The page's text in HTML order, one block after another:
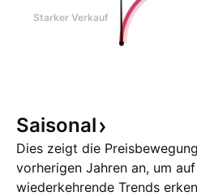
Starker Verkauf
Saisonal
Dies zeigt die
vorherigen Jahren an, um
wiederkehrende Trends